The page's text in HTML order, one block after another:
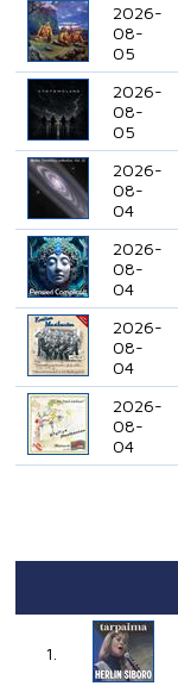
2026-
08-
05
2026-
08-
05
2026-
08-
04
2026-
08-
04
2026-
08-
04
2026-
08-
04